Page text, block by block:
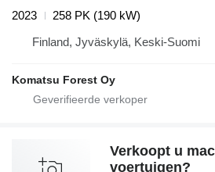
2023
258 PK (190 kW)
Finland, Jyväskylä, Keski-Suomi
Komatsu Forest Oy
Verkoopt u
voertuigen?